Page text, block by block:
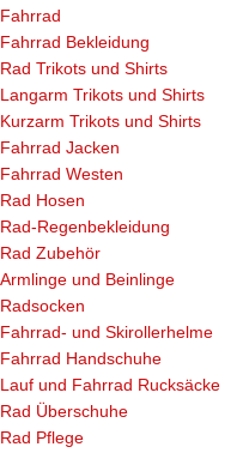
Fahrrad
Fahrrad Bekleidung
Rad Trikots und Shirts
Langarm Trikots und Shirts
Kurzarm Trikots und Shirts
Fahrrad Jacken
Fahrrad Westen
Rad Hosen
Rad-Regenbekleidung
Rad Zubehör
Armlinge und Beinlinge
Radsocken
Fahrrad- und Skirollerhelme
Fahrrad Handschuhe
Lauf und Fahrrad Rucksäcke
Rad Überschuhe
Rad Pflege